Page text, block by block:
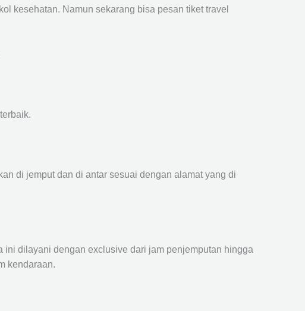
kesehatan. Namun sekarang bisa pesan tiket travel
di jemput dan di antar sesuai dengan alamat yang di
dilayani dengan exclusive dari jam penjemputan hingga
kendaraan.